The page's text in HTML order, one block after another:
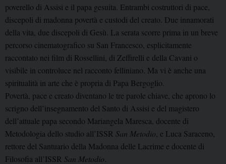
poverello di Assisi e il papa gesuita. Entrambi costruttori di pace,
discepoli di madonna povertà e custodi del creato. Due innamorati
della vita, due discepoli di Gesù. La serata scorre prima in un breve
percorso cinematografico su San Francesco, esplicitamente
raccontato nei film di Rossellini, di Zeffirelli e della Cavani o
visibile in controluce nel racconto felliniano. Ma vi è anche una
spiritualità in arte che è propria di Papa Bergoglio.
Povertà, pace e creato diventano le tre parole chiave, che aprono lo
scrigno dell’insegnamento del Santo di Assisi e del magistero
dell’attuale papa secondo Mariangela Maresca, docente di
Metodologia dello studio all’ISSR San Metodio , e Luca Saraceno,
rettore del Santuario della Madonna delle Lacrime e docente di
Filosofia all’ISSR San Metodio